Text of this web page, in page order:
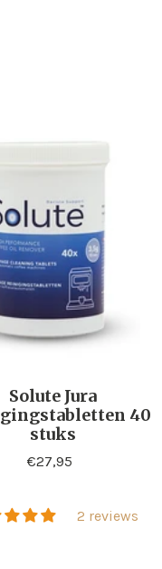
Solute Jura
40
stuks
Standaard
€27,95
2 reviews